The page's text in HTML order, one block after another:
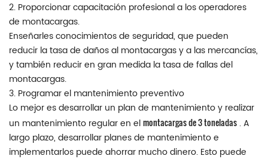
2. Proporcionar capacitación profesional a los operadores
de montacargas.
Enseñarles conocimientos de seguridad, que pueden
reducir la tasa de daños al montacargas y a las mercancías,
y también reducir en gran medida la tasa de fallas del
montacargas.
3. Programar el mantenimiento preventivo
Lo mejor es desarrollar un plan de mantenimiento y realizar
un mantenimiento regular en elmontacargas de 3 toneladas . A
largo plazo, desarrollar planes de mantenimiento e
implementarlos puede ahorrar mucho dinero. Esto puede